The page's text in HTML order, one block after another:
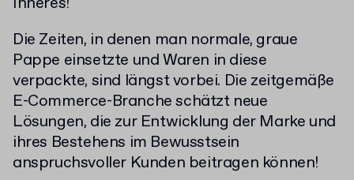
Die Zeiten, in denen man normale, graue
Pappe einsetzte und Waren in diese
verpackte, sind längst vorbei. Die zeitgemäße
E-Commerce-Branche schätzt neue
Lösungen, die zur Entwicklung der Marke und
ihres Bestehens im Bewusstsein
anspruchsvoller Kunden beitragen können!